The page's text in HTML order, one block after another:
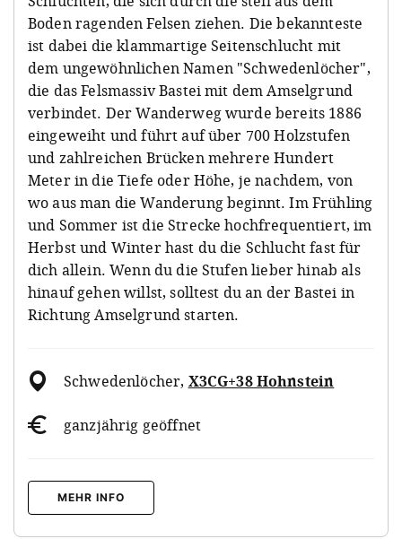
Boden ragenden Felsen ziehen. Die bekannteste
ist dabei die klammartige Seitenschlucht mit
dem ungewöhnlichen Namen "Schwedenlöcher",
die das Felsmassiv Bastei mit dem Amselgrund
verbindet. Der Wanderweg wurde bereits 1886
eingeweiht und führt auf über 700 Holzstufen
und zahlreichen Brücken mehrere Hundert
Meter in die Tiefe oder Höhe, je nachdem, von
wo aus man die Wanderung beginnt. Im Frühling
und Sommer ist die Strecke hochfrequentiert, im
Herbst und Winter hast du die Schlucht fast für
dich allein. Wenn du die Stufen lieber hinab als
hinauf gehen willst, solltest du an der Bastei in
Richtung Amselgrund starten.
Schwedenlöcher, X3CG+38 Hohnstein
ganzjährig geöffnet
MEHR INFO